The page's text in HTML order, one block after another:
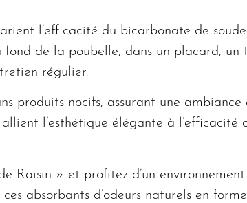
l’efficacité du bicarbonate de
de la poubelle, dans un placard, un
régulier.
produits nocifs, assurant une
l’esthétique élégante à l’efficacité
Raisin » et profitez d’un
absorbants d’odeurs naturels en